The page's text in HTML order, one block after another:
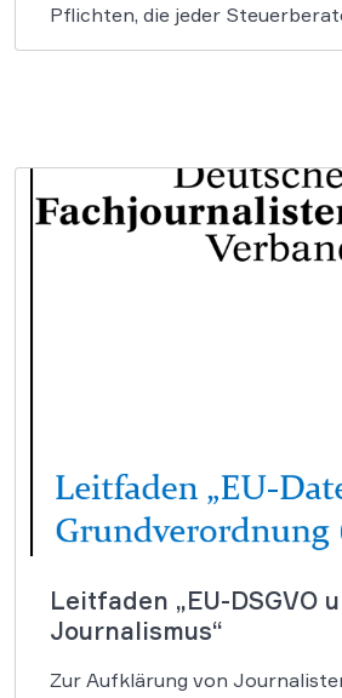
Pflichten, die jeder
Leitfaden „EU-DSGVO
Journalismus“
Zur Aufklärung von